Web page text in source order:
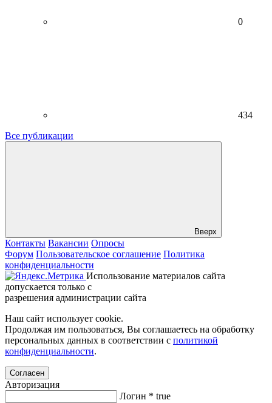
0
434
Все публикации
Вверх
Контакты Вакансии Опросы
Форум Пользовательское соглашение Политика
конфиденциальности
Использование материалов сайта
допускается только с
разрешения администрации сайта
Наш сайт использует cookie.
Продолжая им пользоваться, Вы соглашаетесь на обработку
персональных данных в соответствии с политикой
конфиденциальности.
Согласен
Авторизация
Логин * true